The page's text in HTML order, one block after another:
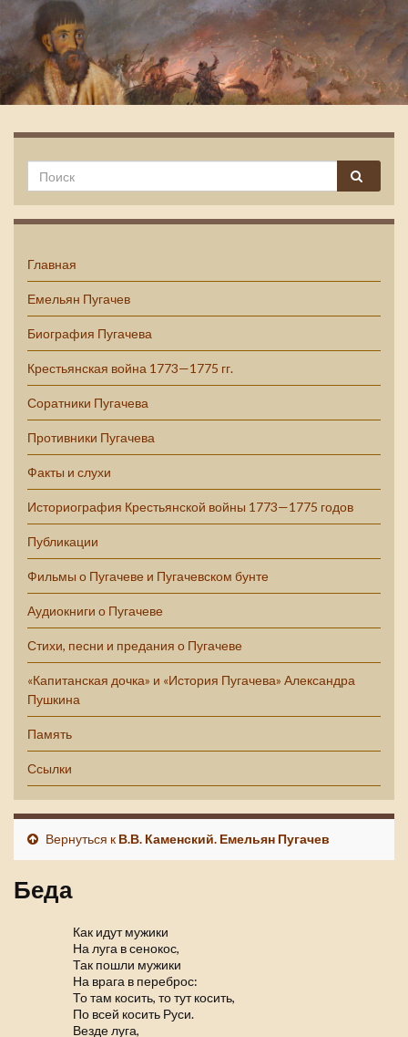
Емельян Пугачев
Главная
Емельян Пугачев
Биография Пугачева
Крестьянская война 1773—1775 гг.
Соратники Пугачева
Противники Пугачева
Факты и слухи
Историография Крестьянской войны 1773—1775 годов
Публикации
Фильмы о Пугачеве и Пугачевском бунте
Аудиокниги о Пугачеве
Стихи, песни и предания о Пугачеве
«Капитанская дочка» и «История Пугачева» Александра
Пушкина
Память
Ссылки
Вернуться к В.В. Каменский. Емельян Пугачев
Беда
Как идут мужики
На луга в сенокос,
Так пошли мужики
На врага в переброс:
То там косить, то тут косить,
По всей косить Руси.
Везде луга,